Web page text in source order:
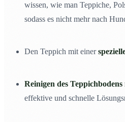
wissen, wie man Teppiche,
sodass es nicht mehr nach
Den Teppich mit einer
Reinigen des
effektive und schnelle